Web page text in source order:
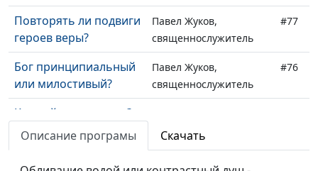
Повторять ли подвиги
героев веры?
Павел Жуков,
священнослужитель
#77
Бог принципиальный
или милостивый?
Павел Жуков,
священнослужитель
#76
Как найти утешение?
священнослужитель
Описание програмы Скачать